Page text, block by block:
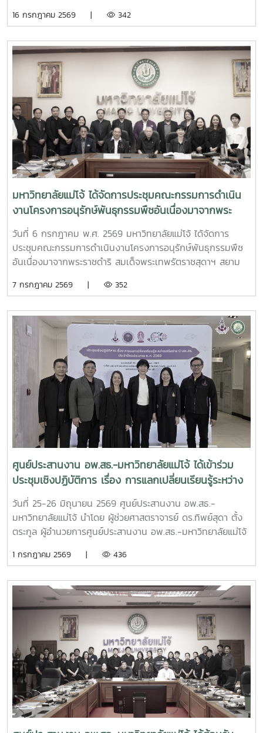
เพื่อให้นักศึกษาออกพื้นที่สำรวจได้อย่างมีประสิทธิภาพ และเข้าใจ
พัฒนาการท่องเที่ยว มหาวิทยาลัยแม่โจ้
16 กรกฎาคม 2569 | 342
มหาวิทยาลัยแม่โจ้ ได้จัดการประชุมคณะกรรมการดำเนิน
งานโครงการอนุรักษ์พันธุกรรมพืชอันเนื่องมาจากพระ
ราชดำริ สมเด็จพระเทพรัตราชสุดาฯ สยามบรมราชกุมารี
มหาวิทยาลัยแม่โจ้ (อพ.สธ.-มจ.) ครั้งที่ 1/2569
วันที่ 6 กรกฎาคม พ.ศ. 2569 มหาวิทยาลัยแม่โจ้ ได้จัดการ
ประชุมคณะกรรมการดำเนินงานโครงการอนุรักษ์พันธุกรรมพืช
อันเนื่องมาจากพระราชดำริ สมเด็จพระเทพรัตราชสุดาฯ สยาม
ณ ห้องประชุมรวงผึ้ง ชั้น 5 อาคารสำนักงานมหาวิทยาลัย
มหาวิทยาลัยแม่โจ้ ประธานคณะกรรมการดำเนินงานฯ เป็น
ประธานการประชุม และได้รับเกียรติจาก นายพรชัย จุฑามาศ รอง
ผู้อำนวยการ อพ.สธ. และ ดร.ปิยรัษฎ์ ปริญญาพงษ์ เจริญทรัพย์
ผู้ช่วยผู้อำนวยการ อพ.สธ./เลขานุการคณะกรรมการ อพ.สธ.เข้า
ร่วมการประชุม โดยมี ผศ.ดร.ทิพย์สุดา ตั้งตระกูล ผู้อำนวยการ
ศูนย์ประสานงาน อพ.สธ.-มหาวิทยาลัยแม่โจ้ และผศ.ดร.เยาวนิตย์
ธาราฉาย รองผู้อำนวยการศูนย์ประสานงาน อพ.สธ.-
มหาวิทยาลัยแม่โจ้ หน้าที่เป็นฝ่ายเลขานุการการประชุม การ
ประชุมครั้งนี้มีคณะกรรมการดำเนินงานโครงการ อพ.สธ.-มจ.
ประกอบด้วย รองอธิการบดี ผู้ช่วยอธิการบดี คณบดี และผู้
อำนวยการสำนักวิจัยและส่งเสริมวิชาการการเกษตร เข้าร่วม
ประชุมรวมทั้งสิ้น 32 ท่าน โดยเข้าร่วม ณ ห้องประชุม จำนวน
28 ท่าน และผ่านระบบประชุมออนไลน์ Zoom Meeting จำนวน
4 ท่าน ซึ่งในการประชุมครั้งนี้มีวาระสำคัญ อาทิเช่น สรุปผลการ
ดำเนินงานการจัดการประชุมวิชาการและนิทรรศการ ครั้งที่ 12
ทรัพยากรไทย : หวนดูทรัพย์สิ่งสินตน สรุปผลการดำเนินงาน
ปีงบประมาณ 2568 - 2569 รวมทั้งการนำเสนอแผนแม่บท
อนุรักษ์พันธุกรรมพืชอันเนื่องมาจากพระราชดำริ สมเด็จพระเทพ
รัตนราชสุดาฯ สยามบรมราชกุมารี สนองพระราชดำริ โดย
มหาวิทยาลัยแม่โจ้ เพื่อใช้เป็นกรอบแนวทางในการขับเคลื่อนการ
ดำเนินงานของมหาวิทยาลัยแม่โจ้ให้เป็นไปตามแนวพระราชดำริ
และนโยบายของโครงการ อพ.สธ. อย่างมีประสิทธิภาพและต่อ
เนื่อง
7 กรกฎาคม 2569 | 352
ศูนย์ประสานงาน อพ.สธ.-มหาวิทยาลัยแม่โจ้ ได้เข้าร่วม
ประชุมเชิงปฏิบัติการ เรื่อง การแลกเปลี่ยนเรียนรู้ระหว่าง
เครือข่าย C-อพ.สธ. ประจำปีงบประมาณ พ.ศ. 2569
วันที่ 25-26 มิถุนายน 2569 ศูนย์ประสานงาน อพ.สธ.-
มหาวิทยาลัยแม่โจ้ นำโดย ผู้ช่วยศาสตราจารย์ ดร.ทิพย์สุดา ตั้ง
ตระกูล ผู้อำนวยการศูนย์ประสานงาน อพ.สธ.-มหาวิทยาลัยแม่โจ้
แพร่ เฉลิมพระเกียรติ ได้เข้าร่วม ประชุมเชิงปฏิบัติการ เรื่อง การ
ปีงบประมาณ พ.ศ. 2569ณ โรงแรมอมารีดอนเมือง แอร์พอร์ต
กรุงเทพมหานคร
1 กรกฎาคม 2569 | 436